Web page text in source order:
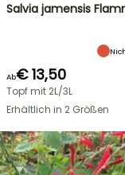
Salvia jamensis
Ab€ 13,50
Topf mit 2L/3L
Erhältlich in 2 Größen